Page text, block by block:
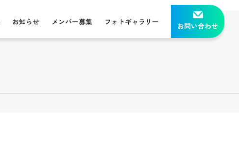
お知らせ メンバー募集 フォトギャラリー お問い合わせ